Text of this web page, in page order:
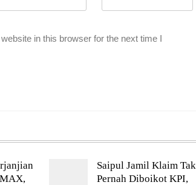
in this browser for the next time I
Saipul Jamil Klaim Tak
Pernah Diboikot KPI,